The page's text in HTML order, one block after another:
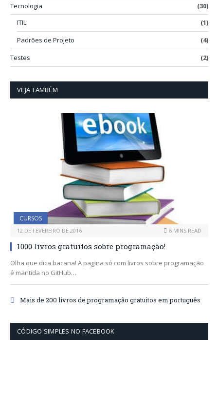
Tecnologia
(30)
ITIL
(1)
Padrões de Projeto
(4)
Testes
(2)
VEJA TAMBÉM
CURSOS
12 DE FEVEREIRO DE 2016 6 MINS READ
1000 livros gratuitos sobre programação!
Olha que dica bacana! A pagina só com livros sobre programação
é mantida no GitHub…
Mais de 200 livros de programação gratuitos em português
CÓDIGO SIMPLES NO FACEBOOK